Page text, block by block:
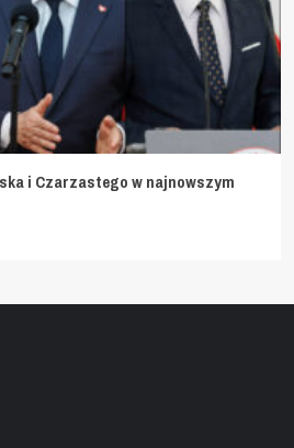
i Czarzastego w najnowszym